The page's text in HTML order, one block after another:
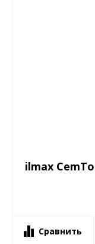
ilmax
Сравнить